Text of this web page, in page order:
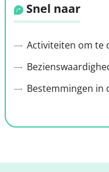
Snel naar
Activiteiten om te
Bestemmingen in